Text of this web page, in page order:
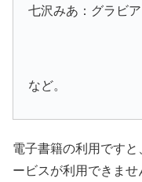
七沢みあ：グラビア
など。
電子書籍の利用です
ービスが利用できま